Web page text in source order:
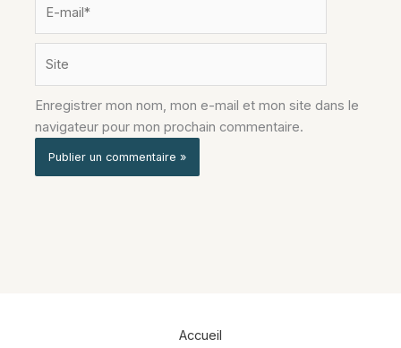
mail*
Enregistrer mon nom, mon e-mail et mon site dans le
navigateur pour mon prochain commentaire.
Accueil